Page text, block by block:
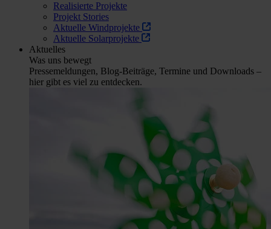
Realisierte Projekte
Projekt Stories
Aktuelle Windprojekte
Aktuelle Solarprojekte
Aktuelles
Was uns bewegt
Pressemeldungen, Blog-Beiträge, Termine und Downloads –
hier gibt es viel zu entdecken.